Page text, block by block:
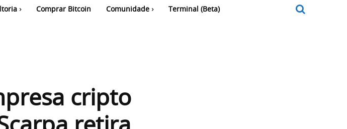
Comprar Bitcoin Comunidade Terminal (Beta)
cripto